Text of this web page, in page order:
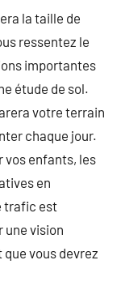
la taille de
ressentez le
importantes
étude de sol.
votre terrain
chaque jour.
vos enfants, les
en
trafic est
une vision
vous devrez